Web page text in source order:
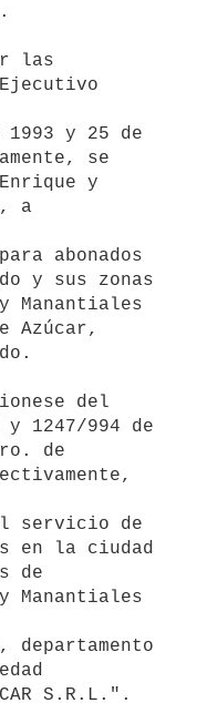
y 25 de
se
y
a
abonados
y sus zonas
Manantiales
Azúcar,
del
1247/994 de
de
servicio de
en la ciudad
de
Manantiales
departamento
S.R.L.".